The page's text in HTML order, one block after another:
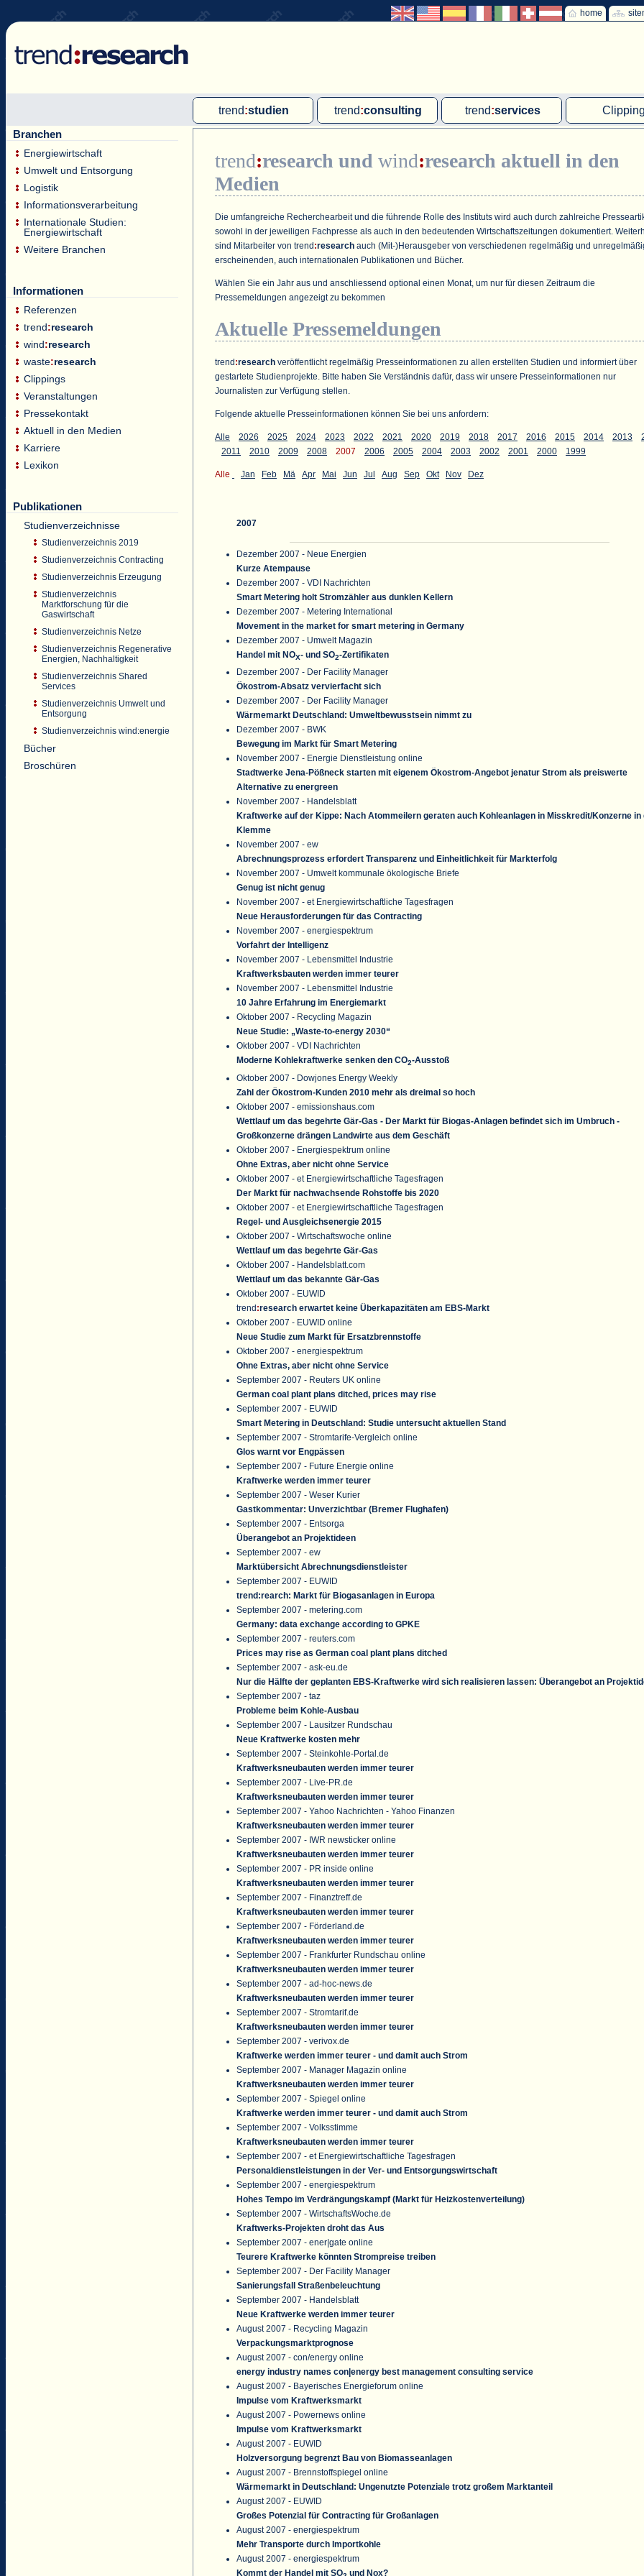
home
trend:studien
Single-Client-Studien
Internationale Markt Reports
trend:consulting
Due Diligence
trend:services
Gutachten
PAP-Clipping
Mitarbeiterbefragung
Marktforschungsmanagement
MVA und
Branchen
Energiewirtschaft
Umwelt und Entsorgung
Logistik
Informationsverarbeitung
Internationale Studien:
Energiewirtschaft
Weitere Branchen
Informationen
Referenzen
trend:research
wind:research
waste:research
Clippings
Veranstaltungen
Pressekontakt
Aktuell in den Medien
Karriere
Lexikon
Publikationen
Studienverzeichnisse
Studienverzeichnis 2019
Studienverzeichnis Contracting
Studienverzeichnis Erzeugung
Studienverzeichnis
Marktforschung für die
Gaswirtschaft
Studienverzeichnis Netze
Studienverzeichnis Regenerative
Energien, Nachhaltigkeit
Studienverzeichnis Shared
Services
Studienverzeichnis Umwelt und
Entsorgung
Studienverzeichnis wind:energie
Bücher
Broschüren
trend:research und wind:research aktuell in den
Medien
Die umfangreiche Recherchearbeit und die führende Rolle des Instituts wird auch durch zahlreiche
sowohl in der jeweiligen Fachpresse als auch in den bedeutenden Wirtschaftszeitungen dokumentiert.
sind Mitarbeiter von trend:research auch (Mit-)Herausgeber von verschiedenen regelmäßig und
erscheinenden, auch internationalen Publikationen und Bücher.
Wählen Sie ein Jahr aus und anschliessend optional einen Monat, um nur für diesen Zeitraum die
Pressemeldungen angezeigt zu bekommen
Aktuelle Pressemeldungen
trend :research veröffentlicht regelmäßig Presseinformationen zu allen erstellten Studien und informiert über
gestartete Studienprojekte. Bitte haben Sie Verständnis dafür, dass wir unsere Presseinformationen nur
Journalisten zur Verfügung stellen.
Folgende aktuelle Presseinformationen können Sie bei uns anfordern:
Alle 2026 2025 2024 2023 2022 2021 2020 2019 2018 2017 2016 2015 2014 2013
2011
2010 2009 2008 2007 2006 2005 2004 2003 2002 2001 2000 1999
Alle Jan Feb Mä Apr Mai Jun Jul Aug Sep Okt Nov Dez
2007
Dezember 2007 - Neue Energien
Kurze Atempause
Dezember 2007 - VDI Nachrichten
Smart Metering holt Stromzähler aus dunklen Kellern
Dezember 2007 - Metering International
Movement in the market for smart metering in Germany
Dezember 2007 - Umwelt Magazin
Handel mit NOX- und SO2-Zertifikaten
Dezember 2007 - Der Facility Manager
Ökostrom-Absatz vervierfacht sich
Dezember 2007 - Der Facility Manager
Wärmemarkt Deutschland: Umweltbewusstsein nimmt zu
Dezember 2007 - BWK
Bewegung im Markt für Smart Metering
November 2007 - Energie Dienstleistung online
Stadtwerke Jena-Pößneck starten mit eigenem Ökostrom-Angebot jenatur Strom als preiswerte
Alternative zu energreen
November 2007 - Handelsblatt
Kraftwerke auf der Kippe: Nach Atommeilern geraten auch Kohleanlagen in Misskredit/Konzerne in
Klemme
November 2007 - ew
Abrechnungsprozess erfordert Transparenz und Einheitlichkeit für Markterfolg
November 2007 - Umwelt kommunale ökologische Briefe
Genug ist nicht genug
November 2007 - et Energiewirtschaftliche Tagesfragen
Neue Herausforderungen für das Contracting
November 2007 - energiespektrum
Vorfahrt der Intelligenz
November 2007 - Lebensmittel Industrie
Kraftwerksbauten werden immer teurer
November 2007 - Lebensmittel Industrie
10 Jahre Erfahrung im Energiemarkt
Oktober 2007 - Recycling Magazin
Neue Studie: „Waste-to-energy 2030“
Oktober 2007 - VDI Nachrichten
Moderne Kohlekraftwerke senken den CO2-Ausstoß
Oktober 2007 - Dowjones Energy Weekly
Zahl der Ökostrom-Kunden 2010 mehr als dreimal so hoch
Oktober 2007 - emissionshaus.com
Wettlauf um das begehrte Gär-Gas - Der Markt für Biogas-Anlagen befindet sich im Umbruch -
Großkonzerne drängen Landwirte aus dem Geschäft
Oktober 2007 - Energiespektrum online
Ohne Extras, aber nicht ohne Service
Oktober 2007 - et Energiewirtschaftliche Tagesfragen
Der Markt für nachwachsende Rohstoffe bis 2020
Oktober 2007 - et Energiewirtschaftliche Tagesfragen
Regel- und Ausgleichsenergie 2015
Oktober 2007 - Wirtschaftswoche online
Wettlauf um das begehrte Gär-Gas
Oktober 2007 - Handelsblatt.com
Wettlauf um das bekannte Gär-Gas
Oktober 2007 - EUWID
trend:research erwartet keine Überkapazitäten am EBS-Markt
Oktober 2007 - EUWID online
Neue Studie zum Markt für Ersatzbrennstoffe
Oktober 2007 - energiespektrum
Ohne Extras, aber nicht ohne Service
September 2007 - Reuters UK online
German coal plant plans ditched, prices may rise
September 2007 - EUWID
Smart Metering in Deutschland: Studie untersucht aktuellen Stand
September 2007 - Stromtarife-Vergleich online
Glos warnt vor Engpässen
September 2007 - Future Energie online
Kraftwerke werden immer teurer
September 2007 - Weser Kurier
Gastkommentar: Unverzichtbar (Bremer Flughafen)
September 2007 - Entsorga
Überangebot an Projektideen
September 2007 - ew
Marktübersicht Abrechnungsdienstleister
September 2007 - EUWID
trend:rearch: Markt für Biogasanlagen in Europa
September 2007 - metering.com
Germany: data exchange according to GPKE
September 2007 - reuters.com
Prices may rise as German coal plant plans ditched
September 2007 - ask-eu.de
Nur die Hälfte der geplanten EBS-Kraftwerke wird sich realisieren lassen: Überangebot an
September 2007 - taz
Probleme beim Kohle-Ausbau
September 2007 - Lausitzer Rundschau
Neue Kraftwerke kosten mehr
September 2007 - Steinkohle-Portal.de
Kraftwerksneubauten werden immer teurer
September 2007 - Live-PR.de
Kraftwerksneubauten werden immer teurer
September 2007 - Yahoo Nachrichten - Yahoo Finanzen
Kraftwerksneubauten werden immer teurer
September 2007 - IWR newsticker online
Kraftwerksneubauten werden immer teurer
September 2007 - PR inside online
Kraftwerksneubauten werden immer teurer
September 2007 - Finanztreff.de
Kraftwerksneubauten werden immer teurer
September 2007 - Förderland.de
Kraftwerksneubauten werden immer teurer
September 2007 - Frankfurter Rundschau online
Kraftwerksneubauten werden immer teurer
September 2007 - ad-hoc-news.de
Kraftwerksneubauten werden immer teurer
September 2007 - Stromtarif.de
Kraftwerksneubauten werden immer teurer
September 2007 - verivox.de
Kraftwerke werden immer teurer - und damit auch Strom
September 2007 - Manager Magazin online
Kraftwerksneubauten werden immer teurer
September 2007 - Spiegel online
Kraftwerke werden immer teurer - und damit auch Strom
September 2007 - Volksstimme
Kraftwerksneubauten werden immer teurer
September 2007 - et Energiewirtschaftliche Tagesfragen
Personaldienstleistungen in der Ver- und Entsorgungswirtschaft
September 2007 - energiespektrum
Hohes Tempo im Verdrängungskampf (Markt für Heizkostenverteilung)
September 2007 - WirtschaftsWoche.de
Kraftwerks-Projekten droht das Aus
September 2007 - ener|gate online
Teurere Kraftwerke könnten Strompreise treiben
September 2007 - Der Facility Manager
Sanierungsfall Straßenbeleuchtung
September 2007 - Handelsblatt
Neue Kraftwerke werden immer teurer
August 2007 - Recycling Magazin
Verpackungsmarktprognose
August 2007 - con/energy online
energy industry names con|energy best management consulting service
August 2007 - Bayerisches Energieforum online
Impulse vom Kraftwerksmarkt
August 2007 - Powernews online
Impulse vom Kraftwerksmarkt
August 2007 - EUWID
Holzversorgung begrenzt Bau von Biomasseanlagen
August 2007 - Brennstoffspiegel online
Wärmemarkt in Deutschland: Ungenutzte Potenziale trotz großem Marktanteil
August 2007 - EUWID
Großes Potenzial für Contracting für Großanlagen
August 2007 - energiespektrum
Mehr Transporte durch Importkohle
August 2007 - energiespektrum
Kommt der Handel mit SO
und Nox?